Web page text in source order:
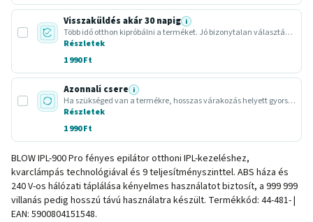
Visszaküldés akár 30 napig i
Több idő otthon kipróbálni a terméket. Jó bizonytalan választásnál vagy ajándéknál.
Részletek
1 990 Ft
Azonnali csere i
Ha szükséged van a termékre, hosszas várakozás helyett gyors cserét intézünk.
Részletek
1 990 Ft
BLOW IPL-900 Pro fényes epilátor otthoni IPL-kezeléshez,
kvarclámpás technológiával és 9 teljesítményszinttel. ABS háza és
240 V-os hálózati táplálása kényelmes használatot biztosít, a 999 999
villanás pedig hosszú távú használatra készült. Termékkód: 44-481- |
EAN: 5900804151548.